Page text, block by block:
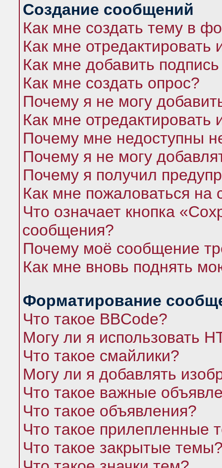
Создание сообщений
Как мне создать тему в
Как мне
Как мне добавить
Как мне создать опрос?
Почему я не могу
Как мне отредактировать
Почему мне недоступны
Почему я не могу
Почему я получил
Как мне пожаловаться
Что означает кнопка
сообщения?
Почему моё сообщение
Как мне вновь поднять
Форматирование
Что такое BBCode?
Могу ли я использовать
Что такое смайлики?
Могу ли я добавлять
Что такое важные
Что такое объявления?
Что такое прилепленные
Что такое закрытые